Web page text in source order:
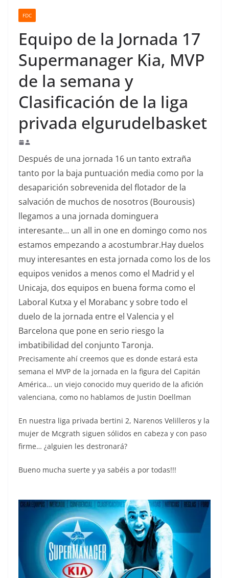
FDC
Equipo de la Jornada 17
Supermanager Kia, MVP
de la semana y
Clasificación de la liga
privada elgurudelbasket
Después de una jornada 16 un tanto extraña
tanto por la baja puntuación media como por la
desaparición sobrevenida del flotador de la
salvación de muchos de nosotros (Bourousis)
llegamos a una jornada dominguera
interesante… un all in one en domingo como nos
estamos empezando a acostumbrar.Hay duelos
muy interesantes en esta jornada como los de los
equipos venidos a menos como el Madrid y el
Unicaja, dos equipos en buena forma como el
Laboral Kutxa y el Morabanc y sobre todo el
duelo de la jornada entre el Valencia y el
Barcelona que pone en serio riesgo la
imbatibilidad del conjunto Taronja.
Precisamente ahí creemos que es donde estará esta
semana el MVP de la jornada en la figura del Capitán
América… un viejo conocido muy querido de la afición
valenciana, como no hablamos de Justin Doellman
En nuestra liga privada bertini 2, Narenos Velilleros y la
mujer de Mcgrath siguen sólidos en cabeza y con paso
firme… ¿alguien les destronará?
Bueno mucha suerte y ya sabéis a por todas!!!